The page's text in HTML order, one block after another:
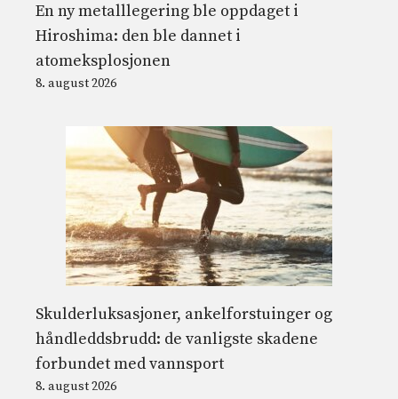
En ny metalllegering ble oppdaget i
Hiroshima: den ble dannet i
atomeksplosjonen
8. august 2026
Skulderluksasjoner, ankelforstuinger og
håndleddsbrudd: de vanligste skadene
forbundet med vannsport
8. august 2026